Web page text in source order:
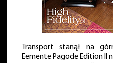
Transport stanął na
Eemente Pagode Edition II